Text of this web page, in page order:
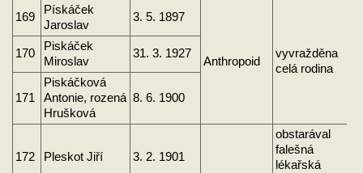
169
Pískáček
Jaroslav
3. 5. 1897
Anthropoid
vyvražděna
celá rodina
170
Piskáček
Miroslav
31. 3. 1927
171
Piskáčková
Antonie, rozená
Hrušková
8. 6. 1900
172 Pleskot Jiří 3. 2. 1901
obstarával
falešná
lékařská